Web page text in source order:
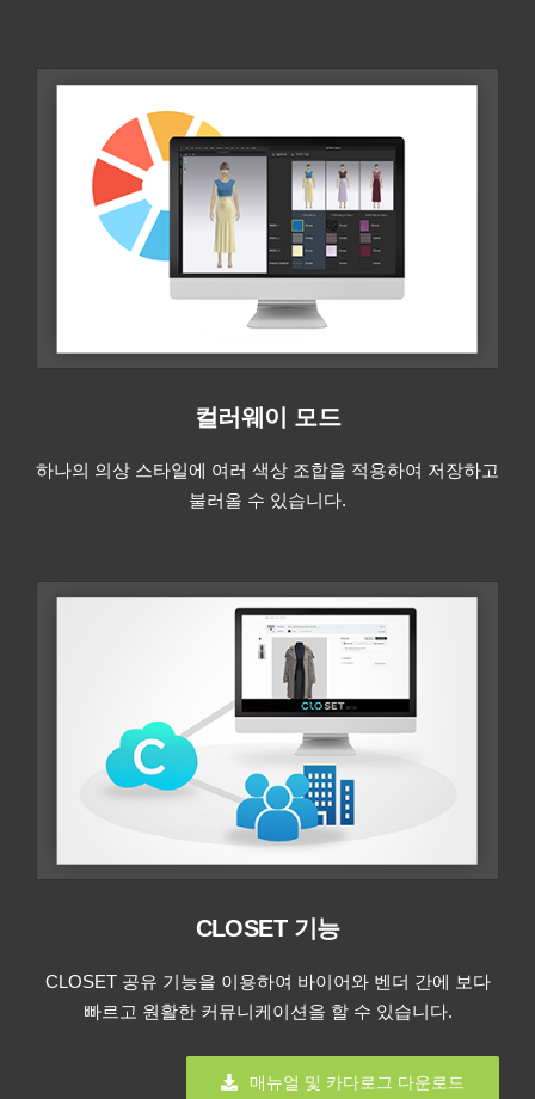
컬러웨이 모드
하나의 의상 스타일에 여러 색상 조합을 적용하여 저장하고
불러올 수 있습니다.
CLOSET 기능
CLOSET 공유 기능을 이용하여 바이어와 벤더 간에 보다
빠르고 원활한 커뮤니케이션을 할 수 있습니다.
매뉴얼 및 카다로그 다운로드